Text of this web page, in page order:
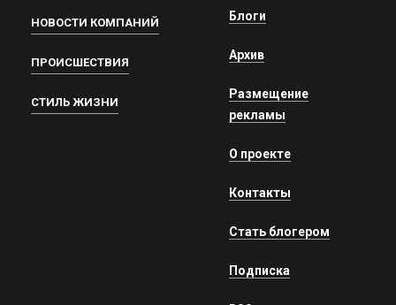
НОВОСТИ КОМПАНИЙ
ПРОИСШЕСТВИЯ
СТИЛЬ ЖИЗНИ
Блоги
Архив
Размещение
рекламы
О проекте
Контакты
Стать блогером
Подписка